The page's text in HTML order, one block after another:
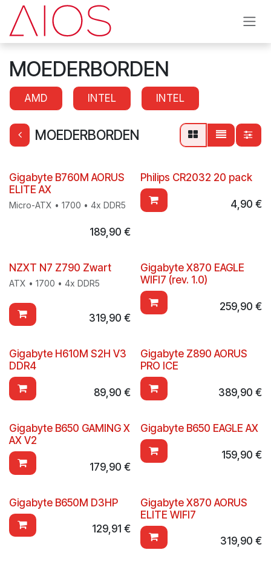
Se rendre au contenu
MOEDERBORDEN
AMD INTEL INTEL
MOEDERBORDEN
Gigabyte B760M AORUS
ELITE AX
Micro-ATX • 1700 • 4x DDR5
189,90 €
Philips CR2032 20 pack
4,90 €
Nouveau !
NZXT N7 Z790 Zwart
ATX • 1700 • 4x DDR5
319,90 €
Gigabyte X870 EAGLE
WIFI7 (rev. 1.0)
259,90 €
Gigabyte H610M S2H V3
DDR4
89,90 €
Gigabyte Z890 AORUS
PRO ICE
389,90 €
Gigabyte B650 GAMING X
AX V2
179,90 €
Gigabyte B650 EAGLE AX
159,90 €
Gigabyte B650M D3HP
129,91 €
Gigabyte X870 AORUS
ELITE WIFI7
319,90 €